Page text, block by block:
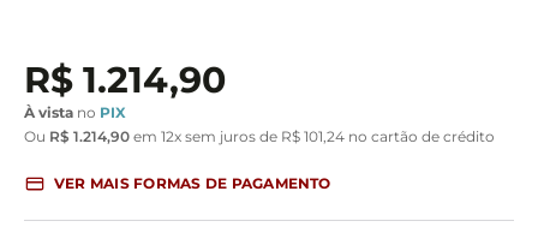
R$ 1.214,90
À vista no PIX
Ou R$ 1.214,90 em 12x sem juros de R$ 101 24 no cartão de crédito
VER MAIS FORMAS DE PAGAMENTO